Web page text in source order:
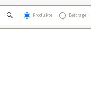
Produkte Beiträge